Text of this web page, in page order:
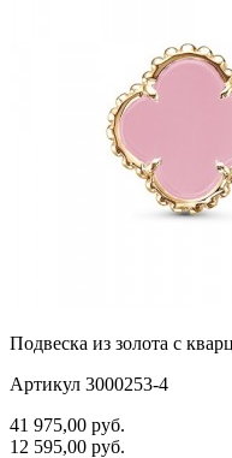
Подвеска из золота с
Артикул 3000253-4
41 975,00 руб.
12 595,00 руб.